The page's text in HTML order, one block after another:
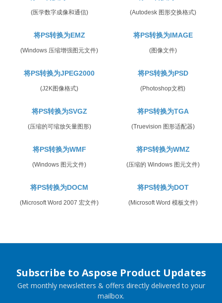
(医学数字成像和通信) (Autodesk 图形交换格式)
将PS转换为EMZ
(Windows 压缩增强图元文件)
将PS转换为IMAGE
(图像文件)
将PS转换为JPEG2000
(J2K图像格式)
将PS转换为PSD
(Photoshop文档)
将PS转换为SVGZ
(压缩的可缩放矢量图形)
将PS转换为TGA
(Truevision 图形适配器)
将PS转换为WMF
(Windows 图元文件)
将PS转换为WMZ
(压缩的 Windows 图元文件)
将PS转换为DOCM
(Microsoft Word 2007 宏文件)
将PS转换为DOT
(Microsoft Word 模板文件)
Subscribe to Aspose Product Updates
Get monthly newsletters & offers directly delivered to your
mailbox.